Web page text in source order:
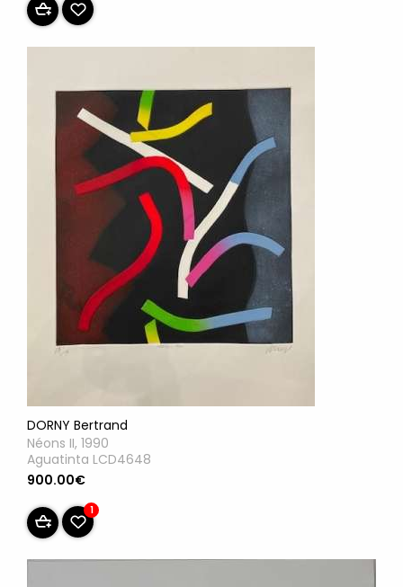
DORNY Bertrand
Néons II, 1990
Aguatinta LCD4648
900.00€
1